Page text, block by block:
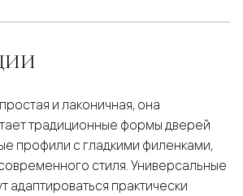
и лаконичная, она
традиционные формы дверей
профили с гладкими филенками,
стиля. Универсальные
адаптироваться практически